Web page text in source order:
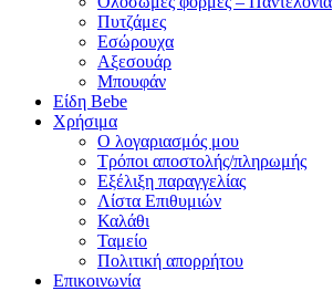
Πυτζάμες
Εσώρουχα
Αξεσουάρ
Μπουφάν
Είδη Bebe
Χρήσιμα
Ο λογαριασμός μου
Τρόποι αποστολής/πληρωμής
Εξέλιξη παραγγελίας
Λίστα Επιθυμιών
Καλάθι
Ταμείο
Πολιτική απορρήτου
Επικοινωνία